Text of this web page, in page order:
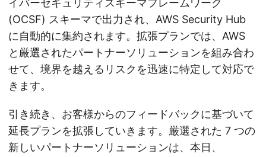
イバーセキュリティスキーマフレームワーク
(OCSF) スキーマで出力され、AWS Security Hub
に自動的に集約されます。拡張プランでは、AWS
と厳選されたパートナーソリューションを組み合わ
せて、境界を越えるリスクを迅速に特定して対応で
きます。
引き続き、お客様からのフィードバックに基づいて
延長プランを拡張していきます。厳選された 7 つの
新しいパートナーソリューションは、本日、